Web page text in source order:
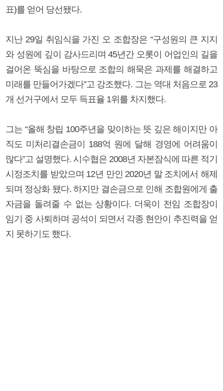
표)를 얻어 당선됐다.
지난 29일 취임식을 가진 오 조합장은 “구성원의 큰 지지
와 성원에 깊이 감사드리며 45년간 오롯이 어업인의 길을
걸어온 뚝심을 바탕으로 조합의 해묵은 과제를 해결하고
미래를 만들어가겠다”고 강조했다. 그는 역대 처음으로 23
개 선거구에서 모두 득표율 1위를 차지했다.
그는 “올해 창립 100주년을 맞이하는 뜻 깊은 해이지만 아
직도 미처리결손금이 188억 원에 달해 경영에 어려움이
많다”고 설명했다. 시수협은 2008년 자본잠식에 따른 적기
시정조치를 받았으며 12년 만인 2020년 말 조치에서 해제
되며 정상화 됐다. 하지만 결손금으로 인해 조합원에게 출
자금을 돌려줄 수 없는 상황이다. 더욱이 전임 조합장이
임기 중 사퇴하며 공석이 되면서 각종 현안이 추진력을 얻
지 못하기도 했다.